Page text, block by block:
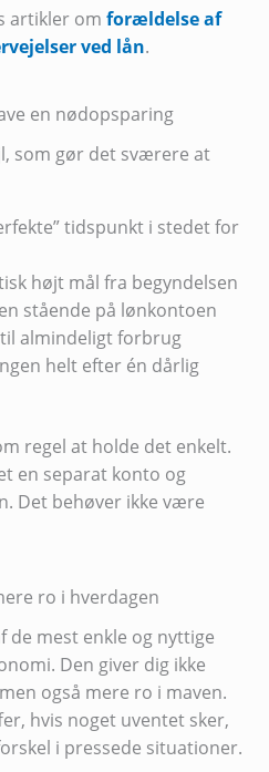
artikler om forældelse af
ved lån.
en nødopsparing
som gør det sværere at
tidspunkt i stedet for
højt mål fra begyndelsen
stående på lønkontoen
almindeligt forbrug
helt efter én dårlig
regel at holde det enkelt.
en separat konto og
Det behøver ikke være
ro i hverdagen
de mest enkle og nyttige
Den giver dig ikke
også mere ro i maven.
hvis noget uventet sker,
i pressede situationer.